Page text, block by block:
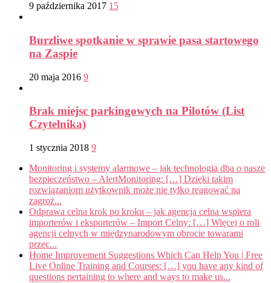
9 października 2017 15
Burzliwe spotkanie w sprawie pasa startowego
na Zaspie
20 maja 2016 9
Brak miejsc parkingowych na Pilotów (List
Czytelnika)
1 stycznia 2018 9
Monitoring i systemy alarmowe – jak technologia dba o nasze
bezpieczeństwo – AlertMonitoring: […] Dzięki takim
rozwiązaniom użytkownik może nie tylko reagować na
zagroż...
Odprawa celna krok po kroku – jak agencja celna wspiera
importerów i eksporterów – Import Celny: […] Więcej o roli
agencji celnych w międzynarodowym obrocie towarami
przec...
Home Improvement Suggestions Which Can Help You | Free
Live Online Training and Courses: […] you have any kind of
questions pertaining to where and ways to make us...